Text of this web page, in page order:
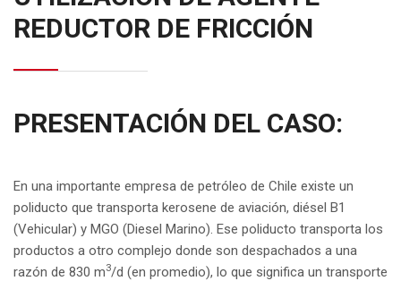
REDUCTOR DE FRICCIÓN
PRESENTACIÓN DEL CASO:
En una importante empresa de petróleo de Chile existe un
poliducto que transporta kerosene de aviación, diésel B1
(Vehicular) y MGO (Diesel Marino). Ese poliducto transporta los
productos a otro complejo donde son despachados a una
razón de 830 m3/d (en promedio), lo que significa un transporte